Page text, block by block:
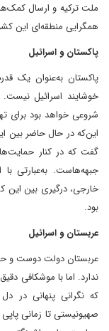
ملت ترکیه و ارسال
همگرایی منطقه‌ای این
پاکستان و اسرائیل
پاکستان به‌عنوان یک
خوشایند اسرائیل
شروعی خواهد بود برای
این‌که در حال حاضر بین
گفت که در کنار
جبهه‌هاست. به‌عبارتی
خارجی، درگیری بین این
بود.
عربستان و اسرائیل
عربستان دولت دوست و
ندارد. اما با موشکافی
که نگرانی پنهانی در
صهیونیستی تا زمانی